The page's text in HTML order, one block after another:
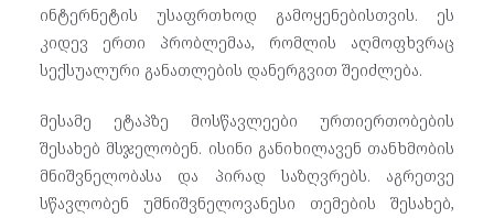
ინტერნეტის უსაფრთხოდ გამოყენებისთვის. ეს
კიდევ ერთი პრობლემაა, რომლის აღმოფხვრაც
სექსუალური განათლების დანერგვით შეიძლება.
მესამე ეტაპზე მოსწავლეები ურთიერთობების
შესახებ მსჯელობენ. ისინი განიხილავენ თანხმობის
მნიშვნელობასა და პირად საზღვრებს. აგრეთვე
სწავლობენ უმნიშვნელოვანესი თემების შესახებ,